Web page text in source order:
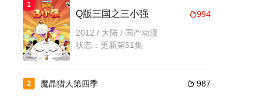
1
994
Q版三国之三小强
2012 / 大陆 / 国产动漫
状态：更新第51集
2  987
魔晶猎人第四季